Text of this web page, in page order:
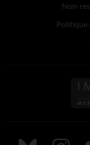
Non-
Politique